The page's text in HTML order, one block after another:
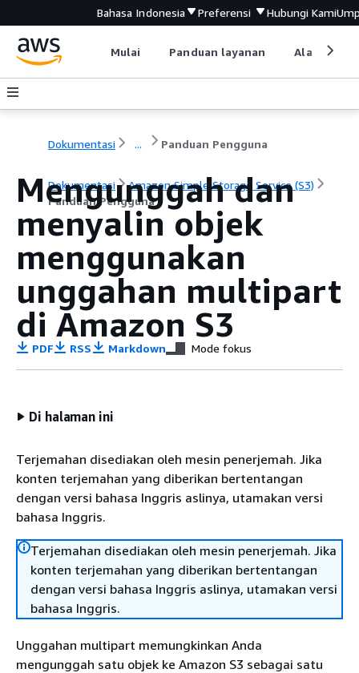
Bahasa Indonesia Preferensi Hubungi Kami
Mulai Panduan layanan Alat
Dokumentasi ... Panduan Pengguna
Dokumentasi
Amazon Simple Storage Service (S3)
Panduan Pengguna
Mengunggah dan
menyalin objek
menggunakan
unggahan multipart
di Amazon S3
PDF RSS Markdown Mode fokus
Di halaman ini
Terjemahan disediakan oleh mesin penerjemah. Jika
konten terjemahan yang diberikan bertentangan
dengan versi bahasa Inggris aslinya, utamakan versi
bahasa Inggris.
Terjemahan disediakan oleh mesin penerjemah. Jika
konten terjemahan yang diberikan bertentangan
dengan versi bahasa Inggris aslinya, utamakan versi
bahasa Inggris.
Unggahan multipart memungkinkan Anda
mengunggah satu objek ke Amazon S3 sebagai satu